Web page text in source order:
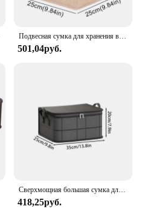
Подвесная сумка для хранения в гардеробе, промежуточный ящик, органайзер для одежды, складные полки для хранения, органайзер для шкафа
501,04руб.
Сверхмощная большая сумка для хранения одежды. Дорожная сумка в общежитии колледжа. Упаковочные принадлежности. Мешок для перемещения. Мешок для пыли можно использовать повторно.
418,25руб.